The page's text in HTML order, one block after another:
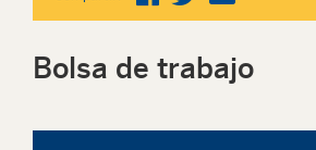
Bolsa de trabajo